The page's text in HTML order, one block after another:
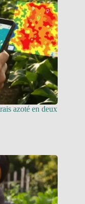
azoté en deux